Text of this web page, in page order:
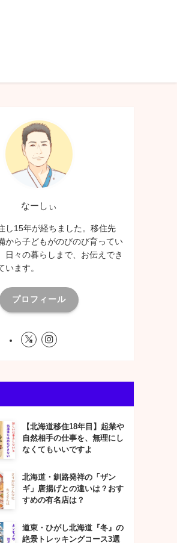
なーしぃ
し15年が経ちました。移住先
から子どもがのびのび育ってい
日々の暮らしまで、お伝えでき
います。
プロフィール
【北海道移住18年目】起業や
自然相手の仕事を、無理にし
なくてもいいですよ
北海道・釧路発祥の「ザン
ギ」唐揚げとの違いは？おす
すめの有名店は？
道東・ひがし北海道『冬』の
絶景トレッキングコース3選